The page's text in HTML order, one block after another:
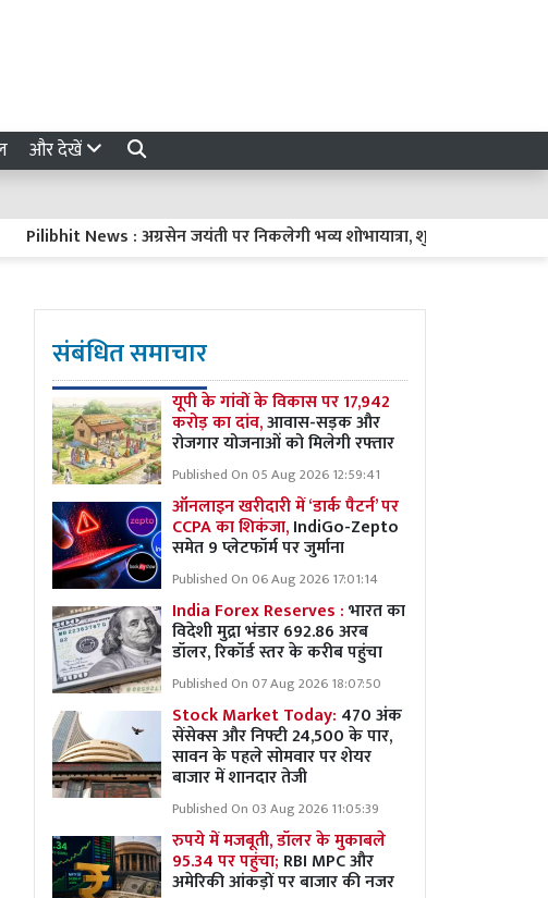
और देखें
News : अग्रसेन जयंती पर निकलेगी भव्य शोभायात्रा, शुरू होगी अग्रवाल रसोई..
संबंधित समाचार
यूपी के गांवों के विकास पर 17,942
करोड़ का दांव,आवास-सड़क और
रोजगार योजनाओं को मिलेगी रफ्तार
Published On 05 Aug 2026 12:59:41
ऑनलाइन खरीदारी में ‘डार्क पैटर्न’ पर
CCPA का शिकंजा,IndiGo-Zepto
समेत 9 प्लेटफॉर्म पर जुर्माना
Published On 06 Aug 2026 17:01:14
India Forex Reserves :भारत का
विदेशी मुद्रा भंडार 692.86 अरब
डॉलर, रिकॉर्ड स्तर के करीब पहुंचा
Published On 07 Aug 2026 18:07:50
Stock Market Today: 470 अंक
सेंसेक्स और निफ्टी 24,500 के पार,
सावन के पहले सोमवार पर शेयर
बाजार में शानदार तेजी
Published On 03 Aug 2026 11:05:39
रुपये में मजबूती, डॉलर के मुकाबले
95.34 पर पहुंचा; RBI MPC और
अमेरिकी आंकड़ों पर बाजार की नजर